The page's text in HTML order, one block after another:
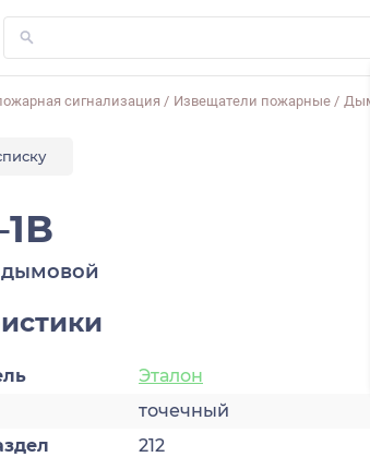
сигнализация / Извещатели пожарные /
дымовой
Эталон
точечный
212